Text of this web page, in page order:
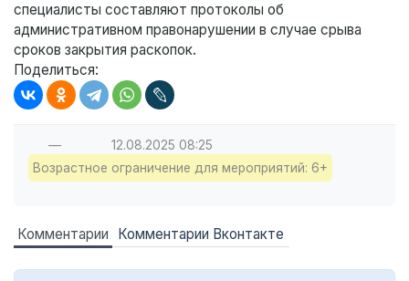
специалисты составляют протоколы об
административном правонарушении в случае срыва
сроков закрытия раскопок.
Поделиться:
— 12.08.2025 08:25
Возрастное ограничение для мероприятий: 6+
Комментарии Комментарии Вконтакте